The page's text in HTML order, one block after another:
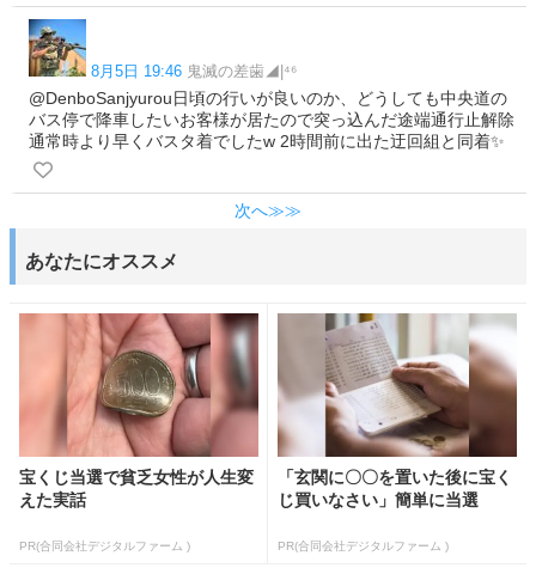
8月5日 19:46 鬼滅の差歯◢|⁴⁶
@DenboSanjyurou日頃の行いが良いのか、どうしても中央道の
バス停で降車したいお客様が居たので突っ込んだ途端通行止解除
通常時より早くバスタ着でしたw 2時間前に出た迂回組と同着✨
次へ≫≫
あなたにオススメ
宝くじ当選で貧乏女性が人生変
えた実話
PR(合同会社デジタルファーム )
「玄関に〇〇を置いた後に宝く
じ買いなさい」簡単に当選
PR(合同会社デジタルファーム )